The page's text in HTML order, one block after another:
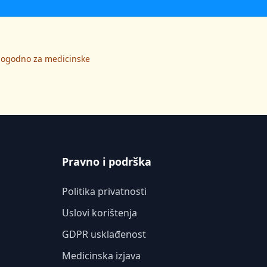
za medicinske
Pravno i podrška
Politika privatnosti
Uslovi korištenja
GDPR usklađenost
Medicinska izjava